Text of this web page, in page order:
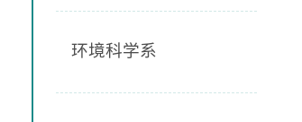
环境科学系